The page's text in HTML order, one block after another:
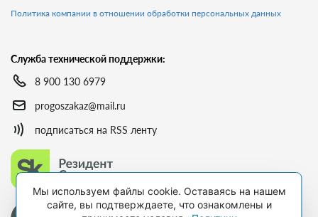
Политика компании в отношении обработки персональных данных
Служба технической поддержки:
8 900 130 6979
progoszakaz@mail.ru
подписаться на RSS ленту
Мы используем файлы cookie. Оставаясь на нашем
сайте, вы подтверждаете, что ознакомлены и